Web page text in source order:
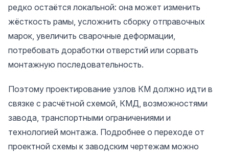
редко остаётся локальной: она может изменить
жёсткость рамы, усложнить сборку отправочных
марок, увеличить сварочные деформации,
потребовать доработки отверстий или сорвать
монтажную последовательность.
Поэтому проектирование узлов КМ должно идти в
связке с расчётной схемой, КМД, возможностями
завода, транспортными ограничениями и
технологией монтажа. Подробнее о переходе от
проектной схемы к заводским чертежам можно